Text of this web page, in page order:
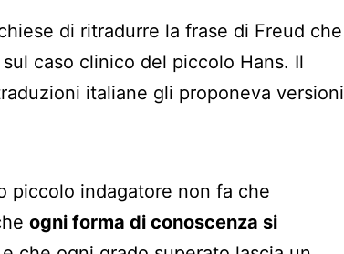
di ritradurre la frase di Freud che
caso clinico del piccolo Hans. Il
italiane gli proponeva versioni
piccolo indagatore non fa che
ogni forma di conoscenza si